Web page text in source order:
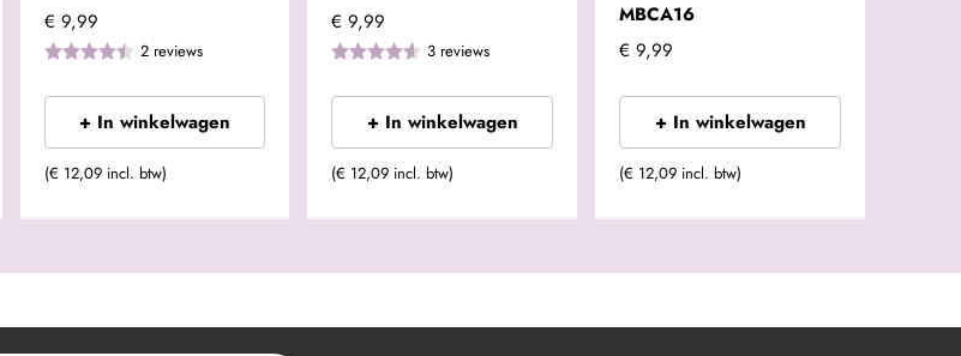
€ 9,99
2 reviews
+ In winkelwagen
(€ 12,09 incl. btw)
€ 9,99
3 reviews
+ In winkelwagen
(€ 12,09 incl. btw)
MBCA16
€ 9,99
+ In winkelwagen
(€ 12,09 incl. btw)